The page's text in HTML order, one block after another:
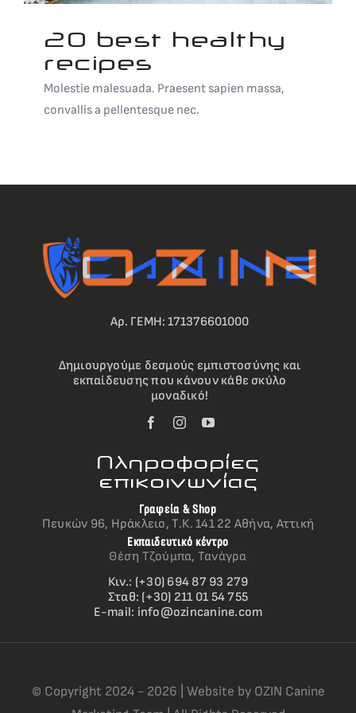
20 best healthy
recipes
Molestie malesuada. Praesent sapien massa,
convallis a pellentesque nec.
Αρ. ΓΕΜΗ: 171376601000
Δημιουργούμε δεσμούς εμπιστοσύνης και
εκπαίδευσης που κάνουν κάθε σκύλο
μοναδικό!
Πληροφορίες
επικοινωνίας
Γραφεία & Shop
Πευκών 96, Ηράκλειο, Τ.Κ. 141 22 Αθήνα, Αττική
Εκπαιδευτικό κέντρο
Θέση Τζούμπα, Τανάγρα
Κιν.: (+30) 694 87 93 279
Σταθ: (+30) 211 01 54 755
E-mail: info@ozincanine.com
© Copyright 2024 - 2026 | Website by OZIN Canine